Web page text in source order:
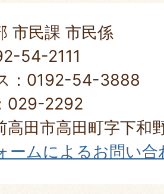
市民課 市民係
54-2111
：0192-54-3888
029-2292
高田市高田町字下和
ームによるお問い合